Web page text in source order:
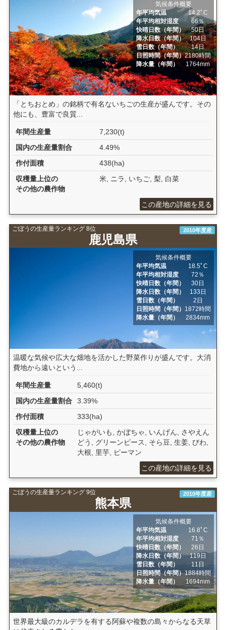
気候条件概要
年平均気温
14.2ﾟC
年平均相対湿度
66％
快晴日数（年間）
50日
降水日数（年間）
104日
雪日数（年間）
14日
日照時間（年間）2180時間
降水量（年間）
1764mm
「とちおとめ」の銘柄で有名ないちごの生産が盛んです。その
他にも、豊富で良質...
年間生産量
7,230(t)
国内の生産量割合
4.49%
作付面積
438(ha)
収穫量上位の
その他の農作物
米, ニラ, いちご, 梨, 白菜
この産地の詳細を見る
ごぼうの生産量ランキング 8位
鹿児島県
2010年度産
気候条件概要
年平均気温
18.5ﾟC
年平均相対湿度
72％
快晴日数（年間）
30日
降水日数（年間）
133日
雪日数（年間）
2日
日照時間（年間） 1872時間
降水量（年間）
2834mm
温暖な気候や広大な畑地を活かした野菜作りが盛んです。大消
費地から遠いという...
年間生産量
5,460(t)
国内の生産量割合
3.39%
作付面積
333(ha)
収穫量上位の
その他の農作物
じゃがいも, かぼちゃ, いんげん, さやえん
どう, グリーンピース, そら豆, 生姜, びわ,
大根, 里芋, ピーマン
この産地の詳細を見る
ごぼうの生産量ランキング 9位
熊本県
2010年度産
気候条件概要
年平均気温
16.8ﾟC
年平均相対湿度
71％
快晴日数（年間）
26日
降水日数（年間）
119日
雪日数（年間）
11日
日照時間（年間）1884時間
降水量（年間）
1694mm
世界最大級のカルデラを有する阿蘇や複数の島々からなる天草